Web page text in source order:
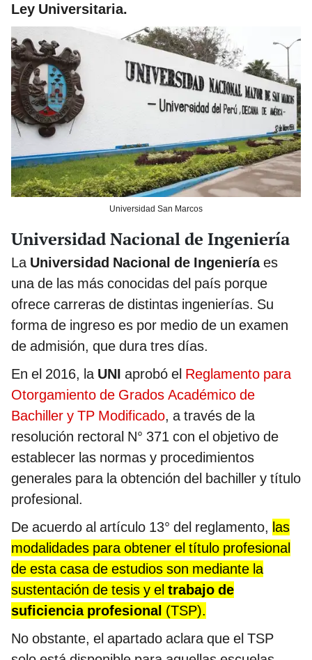
Ley Universitaria.
Universidad San Marcos
Universidad Nacional de Ingeniería
La Universidad Nacional de Ingenieríaes
una de las más conocidas del país porque
ofrece carreras de distintas ingenierías. Su
forma de ingreso es por medio de un examen
de admisión, que dura tres días.
En el 2016, la UNI aprobó el Reglamento para
Otorgamiento de Grados Académico de
Bachiller y TP Modificado, a través de la
resolución rectoral N° 371 con el objetivo de
establecer las normas y procedimientos
generales para la obtención del bachiller y título
profesional.
De acuerdo al artículo 13° del reglamento, las
modalidades para obtener el título profesional
de esta casa de estudios son mediante la
sustentación de tesis y el trabajo de
suficiencia profesional (TSP).
No obstante, el apartado aclara que el TSP